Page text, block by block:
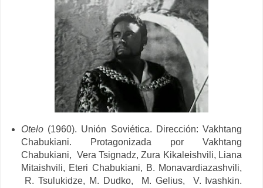
Otelo (1960). Unión Soviética. Dirección:Vakhtang
Chabukiani. Protagonizada porVakhtang
Chabukiani, Vera Tsignadz, Zura Kikaleishvili, Liana
Mitaishvili, Eteri Chabukiani, B. Monavardiazashvili,
R. Tsulukidze, M. Dudko,
M. Gelius,
V. Ivashkin.